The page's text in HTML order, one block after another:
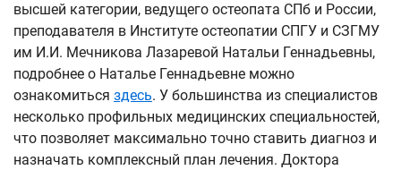
высшей категории, ведущего остеопата СПб и России,
преподавателя в Институте остеопатии СПГУ и СЗГМУ
им И.И. Мечникова Лазаревой Натальи Геннадьевны,
подробнее о Наталье Геннадьевне можно
ознакомиться здесь. У большинства из специалистов
несколько профильных медицинских специальностей,
что позволяет максимально точно ставить диагноз и
назначать комплексный план лечения. Доктора